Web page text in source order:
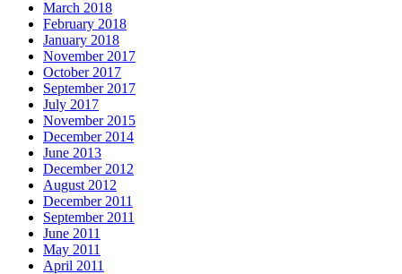
March 2018
February 2018
January 2018
November 2017
October 2017
September 2017
July 2017
November 2015
December 2014
June 2013
December 2012
August 2012
December 2011
September 2011
June 2011
May 2011
April 2011